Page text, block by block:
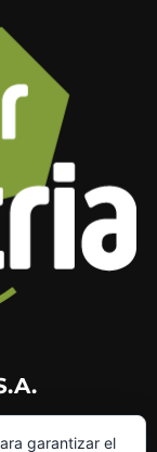
garantizar el